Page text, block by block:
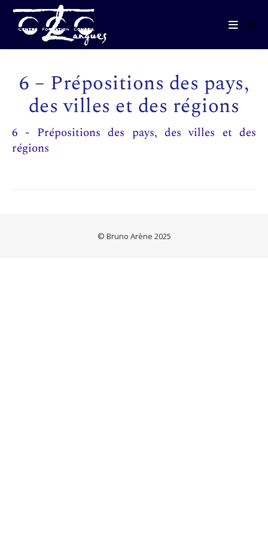
6 – Prépositions des pays,
des villes et des régions
6 - Prépositions des pays, des villes et des
régions
© Bruno Arène 2025